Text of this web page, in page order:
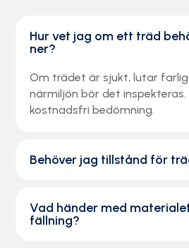
Hur vet jag om ett träd
ner?
Om trädet är sjukt, lutar
närmiljön bör det inspekteras.
kostnadsfri bedömning.
Behöver jag tillstånd för
Vad händer med
fällning?